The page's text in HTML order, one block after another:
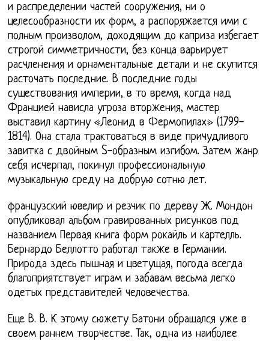
и распределении частей сооружения, ни о
целесообразности их форм, а распоряжается ими с
полным произволом, доходящим до каприза избегает
строгой симметричности, без конца варьирует
расчленения и орнаментальные детали и не скупится
расточать последние. В последние годы
существования империи, в то время, когда над
Францией нависла угроза вторжения, мастер
выставил картину «Леонид в Фермопилах» (1799-
1814). Она стала трактоваться в виде причудливого
завитка с двойным S-образным изгибом. Затем жанр
себя исчерпал, покинул профессиональную
музыкальную среду на добрую сотню лет.
французский ювелир и резчик по дереву Ж. Мондон
опубликовал альбом гравированных рисунков под
названием Первая книга форм рокайль и картелль.
Бернардо Беллотто работал также в Германии.
Природа здесь пышная и цветущая, погода всегда
благоприятствует играм и забавам весьма легко
одетых представителей человечества.
Еще В. В. К этому сюжету Батони обращался уже в
своем раннем творчестве. Так, одна из наиболее